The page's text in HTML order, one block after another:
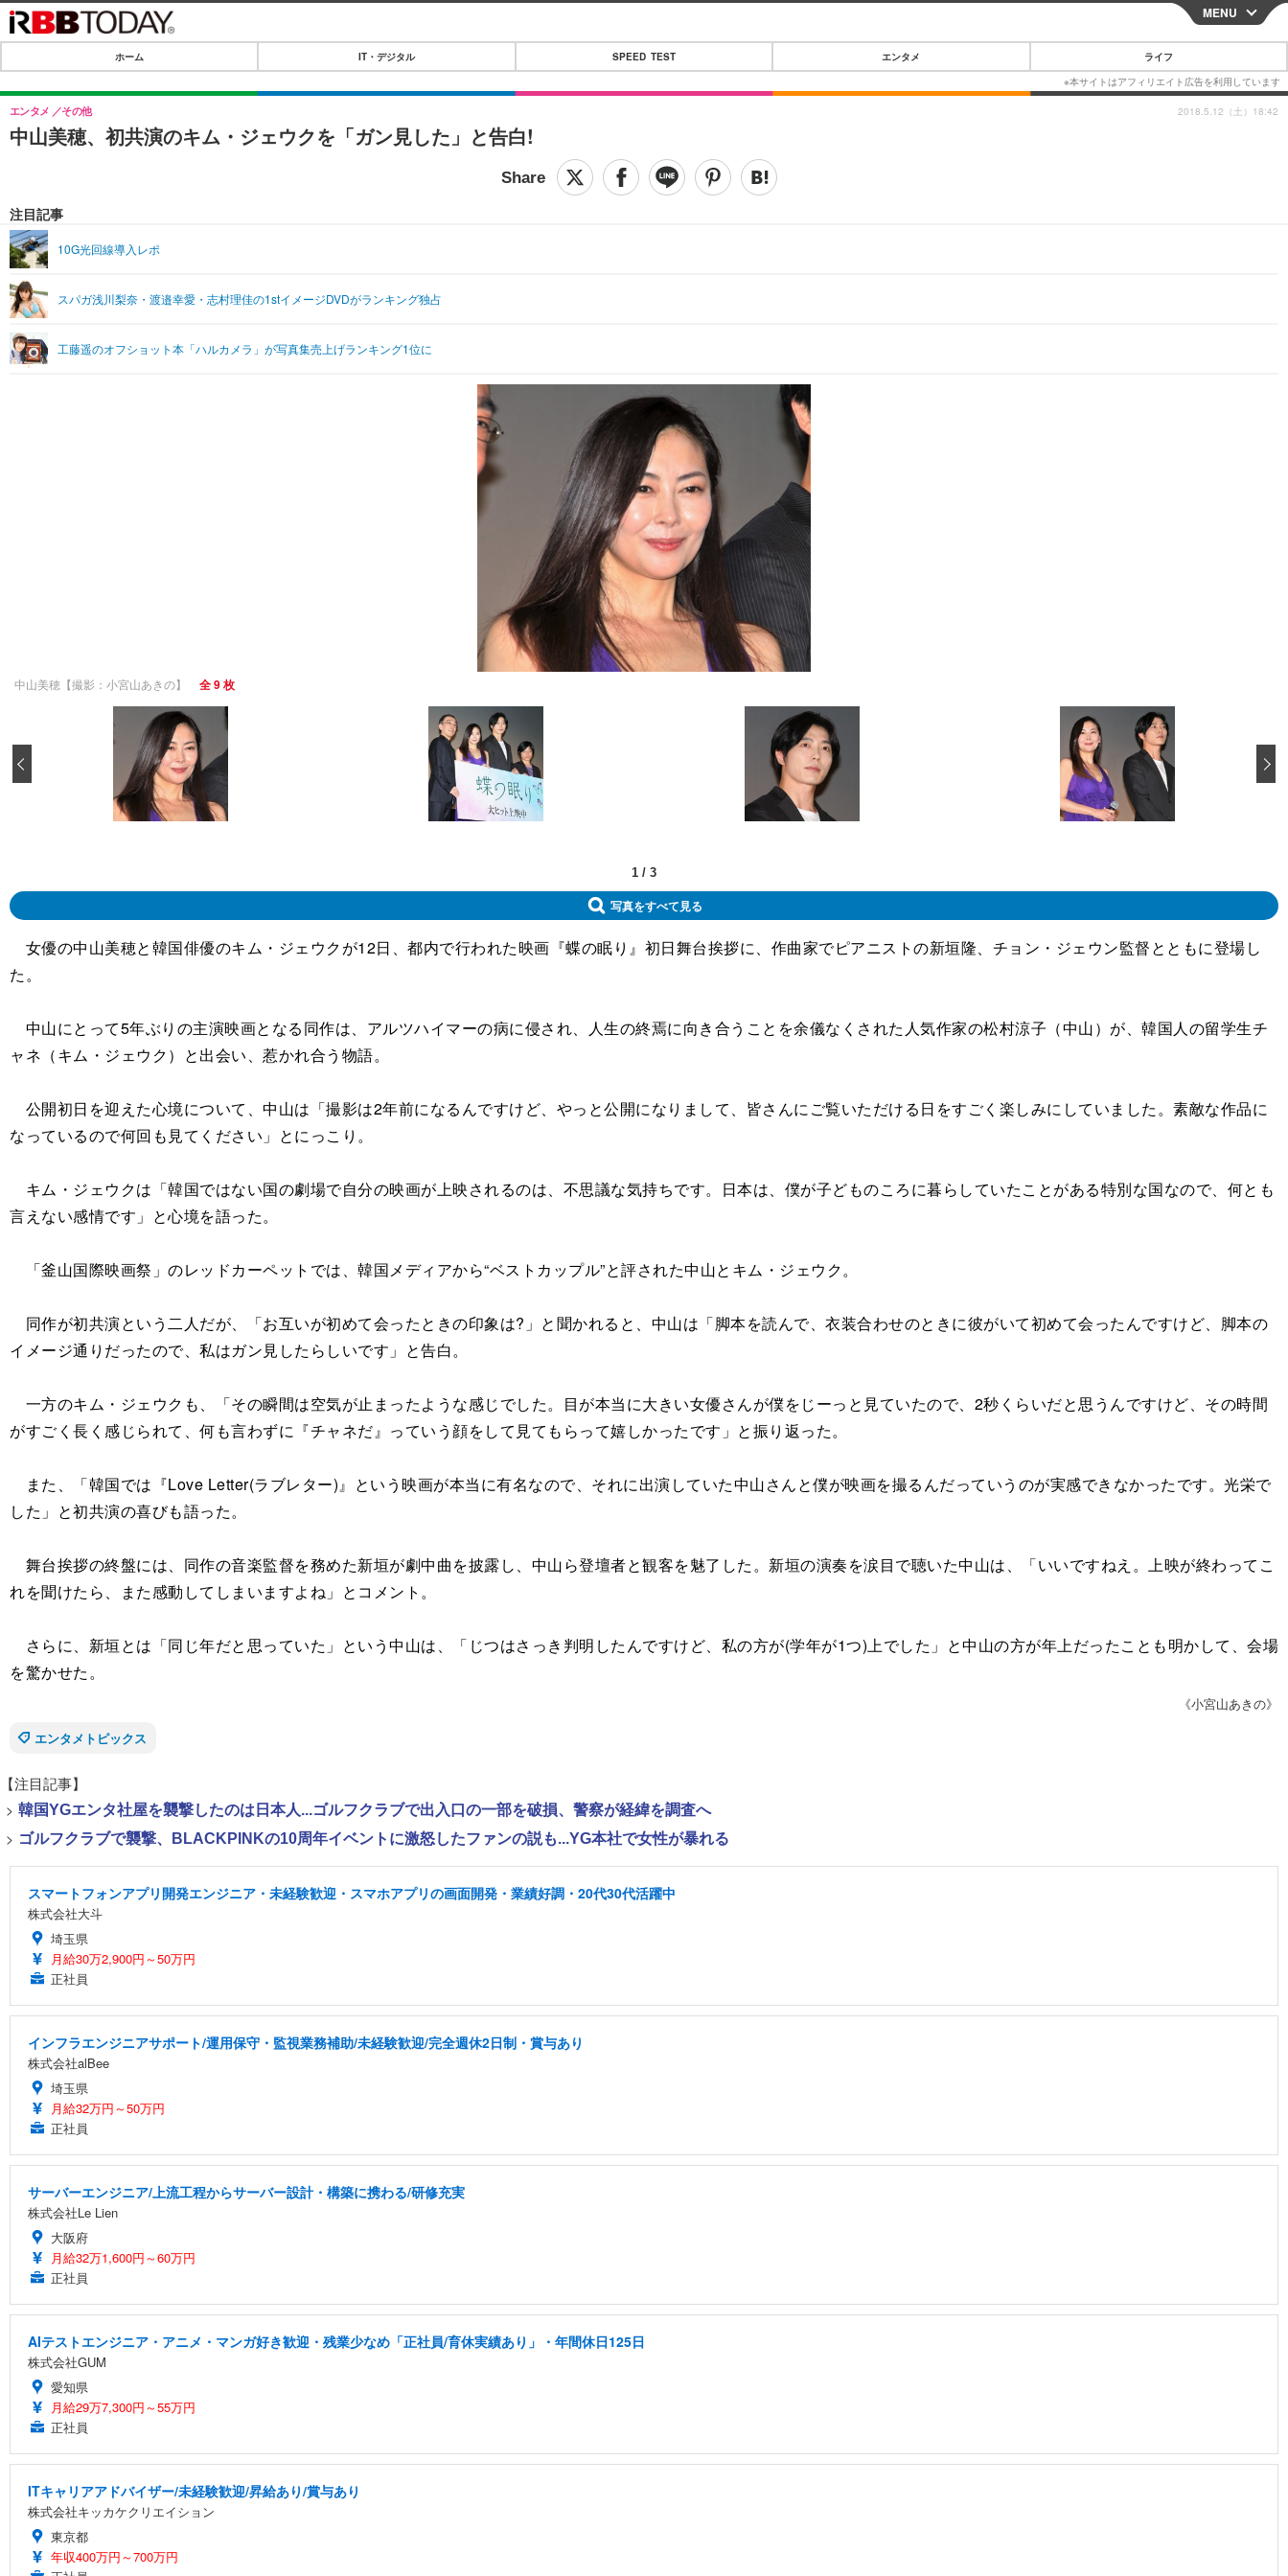
CLOSE
IT・デジタル
IT・デジタルTOP
SPEED TEST
音楽
ライフ
ペット
その他
リリース一覧
プッシュ通知の停止方法
MENU
ホーム IT・デジタル SPEED TEST エンタメ ライフ
中山美穂、初共演のキム・ジェウクを「ガン見した」と告白!
エンタメ その他
注目記事
10G光回線導入レポ
スパガ浅川梨奈・渡邉幸愛・志村理佳の1stイメージDVDがランキング独占
工藤遥のオフショット本「ハルカメラ」が写真集売上げランキング1位に
2018.5.12（土）18:42
中山美穂【撮影：小宮山あきの】 全 9 枚
1 / 3
写真をすべて見る
女優の中山美穂と韓国俳優のキム・ジェウクが12日、都内で行われた映画『蝶の眠り』初日舞台挨拶に、作曲家でピアニストの新垣隆、チョン・ジェウン監督とともに登場し
た。
中山にとって5年ぶりの主演映画となる同作は、アルツハイマーの病に侵され、人生の終焉に向き合うことを余儀なくされた人気作家の松村涼子（中山）が、韓国人の留学生チ
ャネ（キム・ジェウク）と出会い、惹かれ合う物語。
公開初日を迎えた心境について、中山は「撮影は2年前になるんですけど、やっと公開になりまして、皆さんにご覧いただける日をすごく楽しみにしていました。素敵な作品に
なっているので何回も見てください」とにっこり。
キム・ジェウクは「韓国ではない国の劇場で自分の映画が上映されるのは、不思議な気持ちです。日本は、僕が子どものころに暮らしていたことがある特別な国なので、何とも
言えない感情です」と心境を語った。
「釜山国際映画祭」のレッドカーペットでは、韓国メディアから“ベストカップル”と評された中山とキム・ジェウク。
同作が初共演という二人だが、「お互いが初めて会ったときの印象は?」と聞かれると、中山は「脚本を読んで、衣装合わせのときに彼がいて初めて会ったんですけど、脚本の
イメージ通りだったので、私はガン見したらしいです」と告白。
一方のキム・ジェウクも、「その瞬間は空気が止まったような感じでした。目が本当に大きい女優さんが僕をじーっと見ていたので、2秒くらいだと思うんですけど、その時間
がすごく長く感じられて、何も言わずに『チャネだ』っていう顔をして見てもらって嬉しかったです」と振り返った。
また、「韓国では『Love Letter(ラブレター)』という映画が本当に有名なので、それに出演していた中山さんと僕が映画を撮るんだっていうのが実感できなかったです。光栄で
した」と初共演の喜びも語った。
舞台挨拶の終盤には、同作の音楽監督を務めた新垣が劇中曲を披露し、中山ら登壇者と観客を魅了した。新垣の演奏を涙目で聴いた中山は、「いいですねえ。上映が終わってこ
れを聞けたら、また感動してしまいますよね」とコメント。
さらに、新垣とは「同じ年だと思っていた」という中山は、「じつはさっき判明したんですけど、私の方が(学年が1つ)上でした」と中山の方が年上だったことも明かして、会場
を驚かせた。
《小宮山あきの》
エンタメトピックス
【注目記事】
> 韓国YGエンタ社屋を襲撃したのは日本人...ゴルフクラブで出入口の一部を破損、警察が経緯を調査へ
> ゴルフクラブで襲撃、BLACKPINKの10周年イベントに激怒したファンの説も...YG本社で女性が暴れる
スマートフォンアプリ開発エンジニア・未経験歓迎・スマホアプリの画面開発・業績好調・20代30代活躍中
株式会社大斗
埼玉県
月給30万2,900円～50万円
正社員
インフラエンジニアサポート/運用保守・監視業務補助/未経験歓迎/完全週休2日制・賞与あり
株式会社alBee
埼玉県
月給32万円～50万円
正社員
サーバーエンジニア/上流工程からサーバー設計・構築に携わる/研修充実
株式会社Le Lien
大阪府
月給32万1,600円～60万円
正社員
AIテストエンジニア・アニメ・マンガ好き歓迎・残業少なめ「正社員/育休実績あり」・年間休日125日
株式会社GUM
愛知県
月給29万7,300円～55万円
正社員
ITキャリアアドバイザー/未経験歓迎/昇給あり/賞与あり
株式会社キッカケクリエイション
東京都
年収400万円～700万円